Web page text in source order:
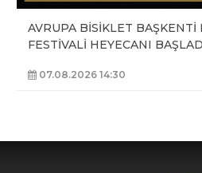
AVRUPA BİSİKLET BAŞKENTİ
FESTİVALİ HEYECANI
07.08.2026 14:30